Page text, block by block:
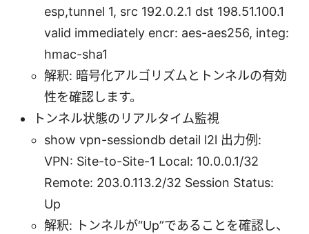
esp,tunnel 1, src 192.0.2.1 dst 198.51.100.1
valid immediately encr: aes-aes256, integ:
hmac-sha1
解釈: 暗号化アルゴリズムとトンネルの有効
性を確認します。
トンネル状態のリアルタイム監視
show vpn-sessiondb detail l2l 出力例:
VPN: Site-to-Site-1 Local: 10.0.0.1/32
Remote: 203.0.113.2/32 Session Status:
Up
解釈: トンネルが“Up”であることを確認し、